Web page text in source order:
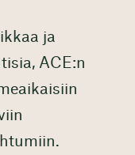
ja
ACE:n